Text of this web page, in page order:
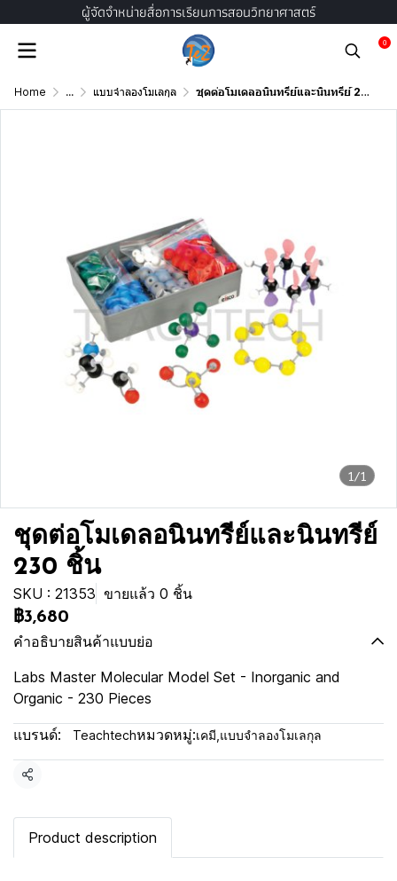
ผู้จัดจำหน่ายสื่อการเรียนการสอนวิทยาศาสตร์
0
Home ... แบบจำลองโมเลกุล ชุดต่อโมเดลอนินทรีย์และนินทรีย์ 230 ชิ้น
1/1
ชุดต่อโมเดลอนินทรีย์และนินทรีย์
230 ชิ้น
SKU : 21353 ขายแล้ว 0 ชิ้น
฿3,680
คำอธิบายสินค้าแบบย่อ
Labs Master Molecular Model Set - Inorganic and
Organic - 230 Pieces
แบรนด์: Teachtechหมวดหมู่:เคมี แบบจำลองโมเลกุล
แชร์
Product description